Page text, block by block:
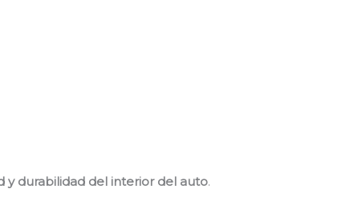
y durabilidad del interior del auto.